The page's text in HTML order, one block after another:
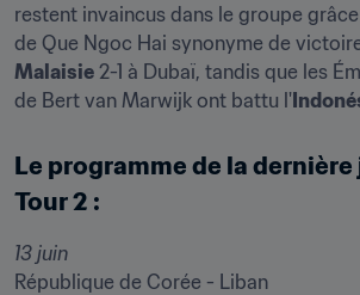
restent invaincus dans le groupe
Malaisie 2-1 à Dubaï, tandis que les
de Bert van Marwijk ont battu l'
Le programme de la
Tour 2 :
13 juin
République de Corée - Liban